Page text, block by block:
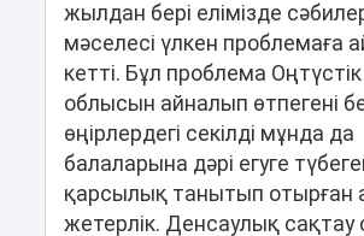
жылдан бері елімізде
мәселесі үлкен проблемаға
кетті. Бұл проблема
облысын айналып өтпегені
өңірлердегі секілді мұнда да
балаларына дәрі егуге
қарсылық танытып отырған
жетерлік. Денсаулық сақтау